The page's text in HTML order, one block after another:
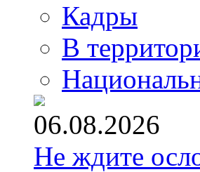
Кадры
В
06.08.2026
Не ждите